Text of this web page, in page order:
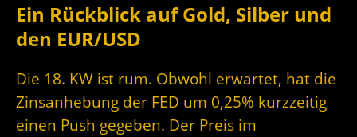
Ein Rückblick auf Gold, Silber und
den EUR/USD
Die 18. KW ist rum. Obwohl erwartet, hat die
Zinsanhebung der FED um 0,25% kurzzeitig
einen Push gegeben. Der Preis im